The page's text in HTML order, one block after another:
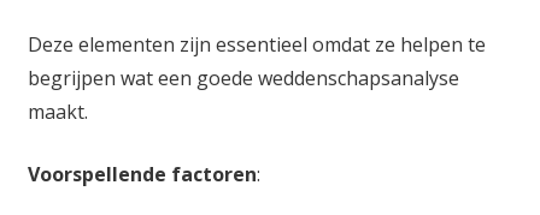
Deze elementen zijn essentieel omdat ze helpen te
begrijpen wat een goede weddenschapsanalyse
maakt.
Voorspellende factoren: